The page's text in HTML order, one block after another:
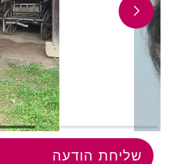
שליחת הודעה